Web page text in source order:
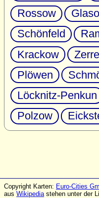
Rossow
Schönfeld
Krackow
Plöwen
Löcknitz-Penkun
Polzow
Copyright Karten: Euro-Cities
aus Wikipediastehen unter der